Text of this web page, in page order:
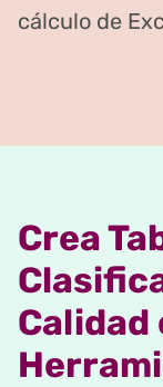
cálculo de
Crea
Calidad